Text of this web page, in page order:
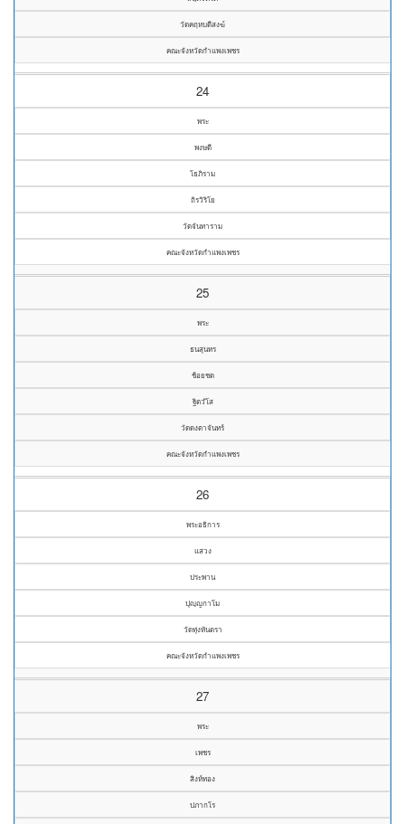
วัดคฤหบดีสงฆ์
คณะจังหวัดกำแพงเพชร
24
พระ
พงษดี
โธภิราม
ถิรวิริโย
วัดจันทาราม
คณะจังหวัดกำแพงเพชร
25
พระ
ธนสุนทร
ช้อยชด
ฐิตวํโส
วัดดงตาจันทร์
คณะจังหวัดกำแพงเพชร
26
พระอธิการ
แสวง
ประพาน
ปุญฺญกาโม
วัดทุ่งหันตรา
คณะจังหวัดกำแพงเพชร
27
พระ
เพชร
สิงห์ทอง
ปภากโร